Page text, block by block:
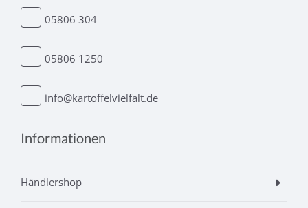
05806 304
05806 1250
info@kartoffelvielfalt.de
Informationen
Händlershop